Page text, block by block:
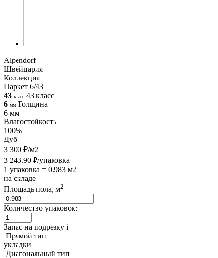
Alpendorf
Швейцария
Коллекция
Паркет 6/43
43 класс 43 класс
6 мм Толщина
6 мм
Влагостойкость
100%
Дуб
3 300 ₽/м2
3 243.90 ₽/упаковка
1 упаковка = 0.983 м2
на складе
Площадь пола, м2
Количество упаковок:
Запас на подрезку i
Прямой тип
укладки
Диагональный тип